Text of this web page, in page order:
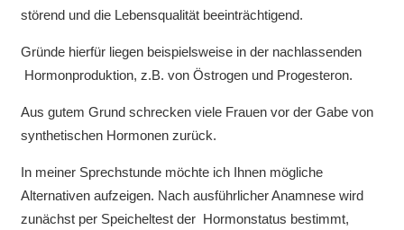
störend und die Lebensqualität beeinträchtigend.
Gründe hierfür liegen beispielsweise in der nachlassenden
Hormonproduktion, z.B. von Östrogen und Progesteron.
Aus gutem Grund schrecken viele Frauen vor der Gabe von
synthetischen Hormonen zurück.
In meiner Sprechstunde möchte ich Ihnen mögliche
Alternativen aufzeigen. Nach ausführlicher Anamnese wird
zunächst per Speicheltest der Hormonstatus bestimmt,